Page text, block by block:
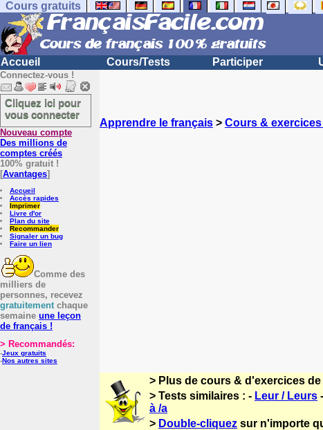
Cours gratuits
Accueil Cours/Tests Participer
Connectez-vous !
Cliquez ici pour
vous connecter
Nouveau compte
Des millions de
comptes créés
100% gratuit !
[Avantages]
Accueil
Accès rapides
Imprimer
Livre d'or
Plan du site
Recommander
Signaler un bug
Faire un lien
Comme des
milliers de
personnes, recevez
gratuitementchaque
semaine une leçon
de français !
> Recommandés:
-Jeux gratuits
-Nos autres sites
Apprendre le français > Cours &
> Plus de cours & d'exercices
> Tests similaires : - Leur / Leurs -
à /a
> Double-cliquez sur n'importe